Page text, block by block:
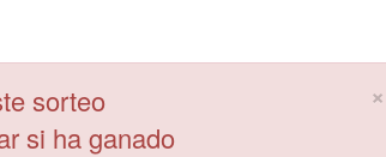
×
sorteo
si ha ganado